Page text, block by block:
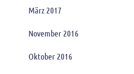
März 2017
November 2016
Oktober 2016